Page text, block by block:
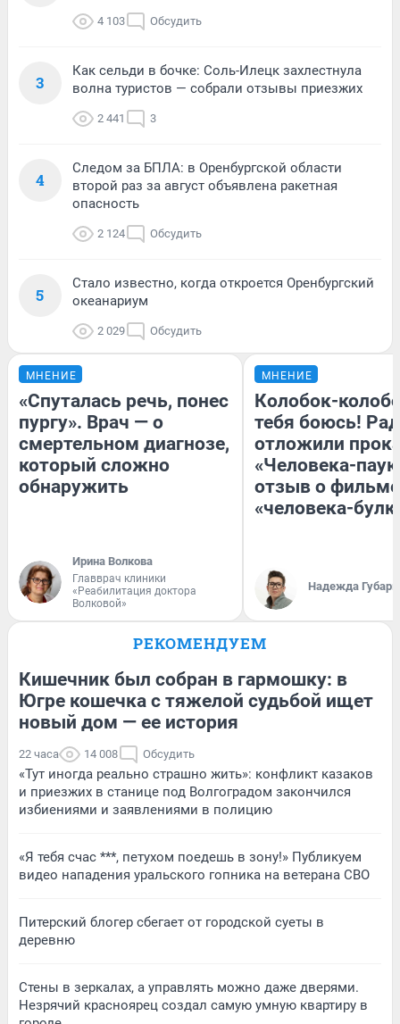
4 103 Обсудить
3
Как сельди в бочке: Соль-Илецк захлестнула
волна туристов — собрали отзывы приезжих
2 441 3
4
Следом за БПЛА: в Оренбургской области
второй раз за август объявлена ракетная
опасность
2 124 Обсудить
5
Стало известно, когда откроется Оренбургский
океанариум
2 029 Обсудить
МНЕНИЕ
«Спуталась речь, понес
пургу». Врач — о
смертельном диагнозе,
который сложно
обнаружить
Ирина Волкова
Главврач клиники
«Реабилитация доктора
Волковой»
МНЕНИЕ
Колобок-
тебя боюсь!
отложили
«Человека-
отзыв о
«человека-
Надежда Губарь
РЕКОМЕНДУЕМ
Кишечник был собран в гармошку: в
Югре кошечка с тяжелой судьбой ищет
новый дом — ее история
22 часа 14 008 Обсудить
«Тут иногда реально страшно жить»: конфликт казаков
и приезжих в станице под Волгоградом закончился
избиениями и заявлениями в полицию
«Я тебя счас ***, петухом поедешь в зону!» Публикуем
видео нападения уральского гопника на ветерана СВО
Питерский блогер сбегает от городской суеты в
деревню
Стены в зеркалах, а управлять можно даже дверями.
Незрячий красноярец создал самую умную квартиру в